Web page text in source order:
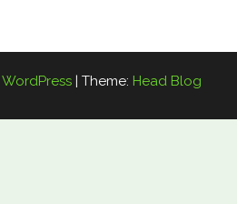
WordPress | Theme: Head Blog